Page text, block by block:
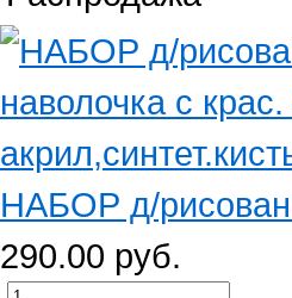
НАБОР д/
290.00 руб.